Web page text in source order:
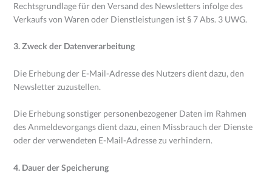
Rechtsgrundlage für den Versand des Newsletters infolge des
Verkaufs von Waren oder Dienstleistungen ist § 7 Abs. 3 UWG.
3. Zweck der Datenverarbeitung
Die Erhebung der E-Mail-Adresse des Nutzers dient dazu, den
Newsletter zuzustellen.
Die Erhebung sonstiger personenbezogener Daten im Rahmen
des Anmeldevorgangs dient dazu, einen Missbrauch der Dienste
oder der verwendeten E-Mail-Adresse zu verhindern.
4. Dauer der Speicherung